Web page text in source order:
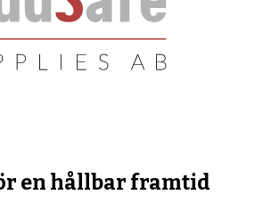
en hållbar framtid